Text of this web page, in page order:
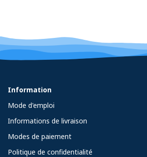
Information
Mode d'emploi
Informations de livraison
Modes de paiement
Politique de confidentialité